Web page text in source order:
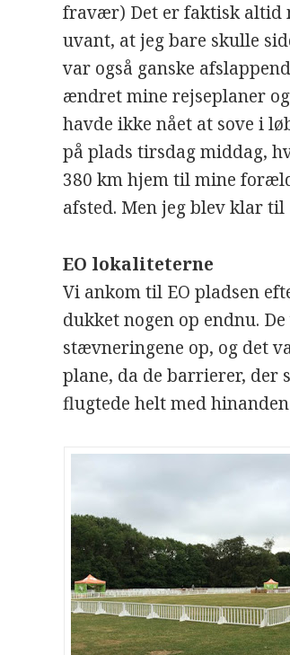
fravær) Det er faktisk altid
uvant, at jeg bare skulle
var også ganske
ændret mine rejseplaner
havde ikke nået at sove i
på plads tirsdag middag,
380 km hjem til mine
afsted. Men jeg blev klar til
EO lokaliteterne
Vi ankom til EO pladsen
dukket nogen op endnu.
stævneringene op, og det
plane, da de barrierer, der
flugtede helt med